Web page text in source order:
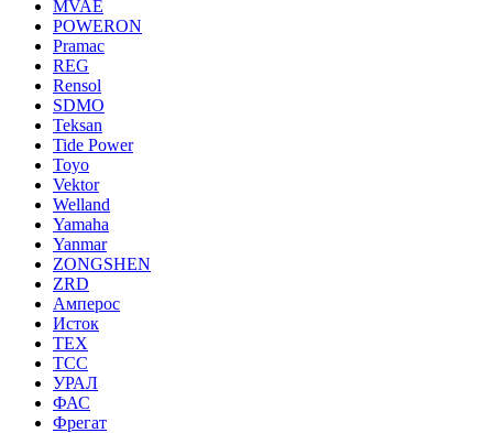
MVAE
POWERON
Pramac
REG
Rensol
SDMO
Teksan
Tide Power
Toyo
Vektor
Welland
Yamaha
Yanmar
ZONGSHEN
ZRD
Амперос
Исток
ТЕХ
ТСС
УРАЛ
ФАС
Фрегат